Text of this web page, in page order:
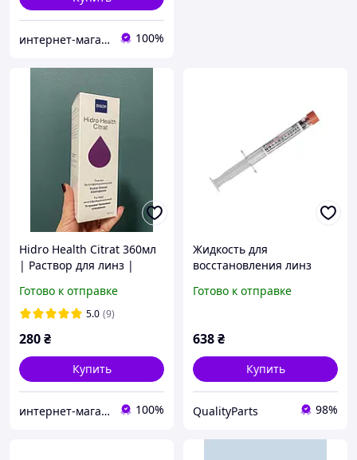
интернет-магазин "ВЗГЛЯД" 100%
Hidro Health Citrat 360мл
| Раствор для линз |
контактных линз |
Цитрат
Готово к отправке
5.0 (9)
280₴
Купить
интернет-магазин "ВЗГЛЯД" 100%
Жидкость для
восстановления линз
царапин
Готово к отправке
638₴
Купить
QualityParts 98%